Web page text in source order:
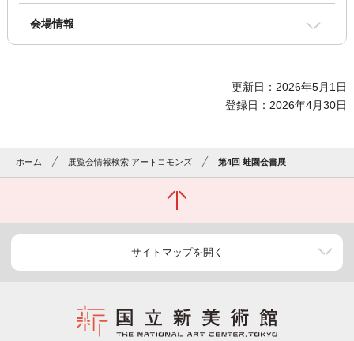
会場情報
更新日：2026年5月1日
登録日：2026年4月30日
ホーム 展覧会情報検索 アートコモンズ 第4回 蛙園会書展
サイトマップを開く